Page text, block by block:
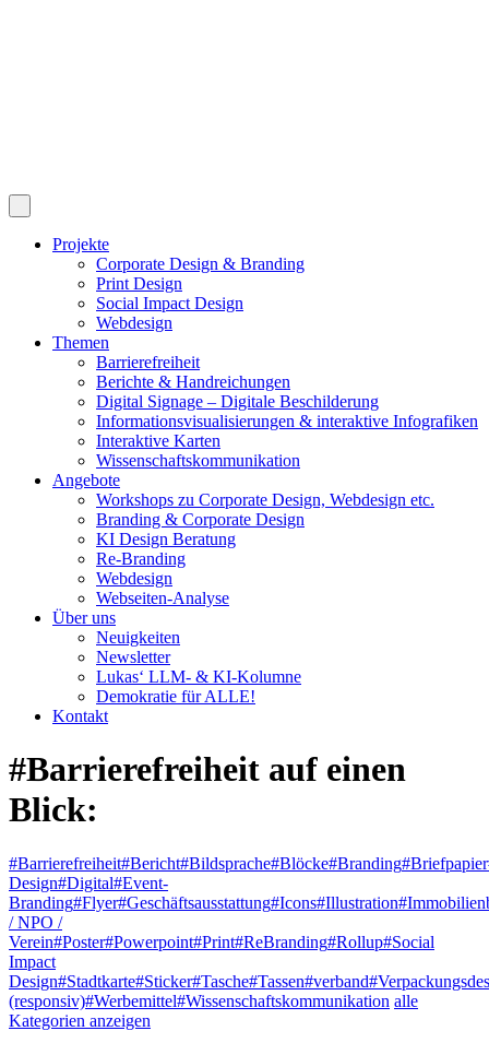
Projekte
Corporate Design & Branding
Print Design
Social Impact Design
Webdesign
Themen
Barrierefreiheit
Berichte & Handreichungen
Digital Signage – Digitale Beschilderung
Informationsvisualisierungen & interaktive Infografiken
Interaktive Karten
Wissenschaftskommunikation
Angebote
Workshops zu Corporate Design, Webdesign etc.
Branding & Corporate Design
KI Design Beratung
Re-Branding
Webdesign
Webseiten-Analyse
Über uns
Neuigkeiten
Newsletter
Lukas‘ LLM- & KI-Kolumne
Demokratie für ALLE!
Kontakt
#Barrierefreiheit auf einen
Blick:
#Barrierefreiheit#Bericht#Bildsprache#Blöcke#Branding#Briefpapier
Design#Digital#Event-
Branding#Flyer#Geschäftsausstattung#Icons#Illustration
/ NPO /
Verein#Poster#Powerpoint#Print#ReBranding#Rollup#Social
Impact
Design#Stadtkarte#Sticker#Tasche#Tassen#verband
(responsiv)#Werbemittel#Wissenschaftskommunikation alle
Kategorien anzeigen